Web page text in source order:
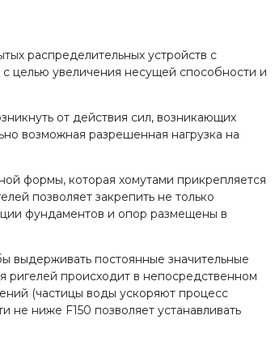
распределительных устройств с
целью увеличения несущей способности и
от действия сил, возникающих
возможная разрешенная нагрузка на
формы, которая хомутами прикрепляется
позволяет закрепить не только
фундаментов и опор размещены в
выдерживать постоянные значительные
ригелей происходит в непосредственном
(частицы воды ускоряют процесс
ниже F150 позволяет устанавливать